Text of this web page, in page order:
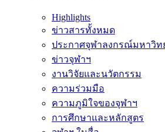
Highlights
ข่าวสารทั้งหมด
ประกาศจุฬาลงกรณ์มหาวิท
ข่าวจุฬาฯ
งานวิจัยและนวัตกรรม
ความร่วมมือ
ความภูมิใจของจุฬาฯ
การศึกษาและหลักสูตร